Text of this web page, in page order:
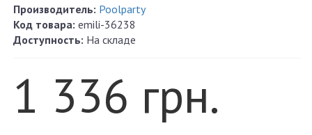
Производитель: Poolparty
Код товара: emili-36238
Доступность: На складе
1 336 грн.